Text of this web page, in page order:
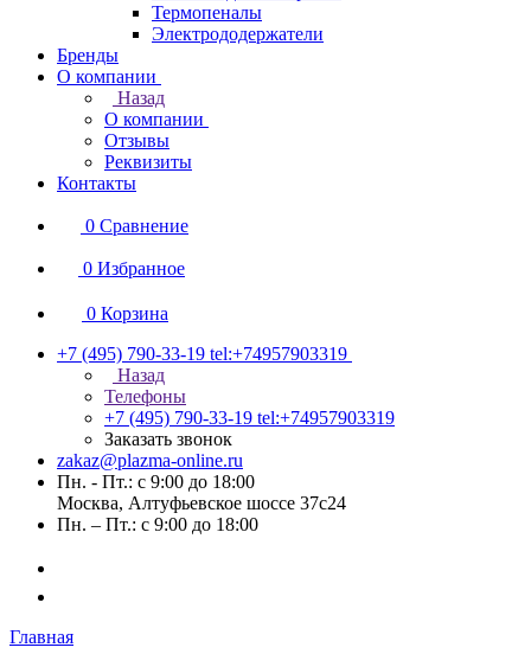
Термопеналы
Электрододержатели
Бренды
О компании
Назад
О компании
Отзывы
Реквизиты
Контакты
0 Сравнение
0 Избранное
0 Корзина
+7 (495) 790-33-19 tel:+74957903319
Назад
Телефоны
+7 (495) 790-33-19 tel:+74957903319
Заказать звонок
zakaz@plazma-online.ru
Пн. - Пт.: с 9:00 до 18:00
Москва, Алтуфьевское шоссе 37с24
Пн. – Пт.: с 9:00 до 18:00
Главная